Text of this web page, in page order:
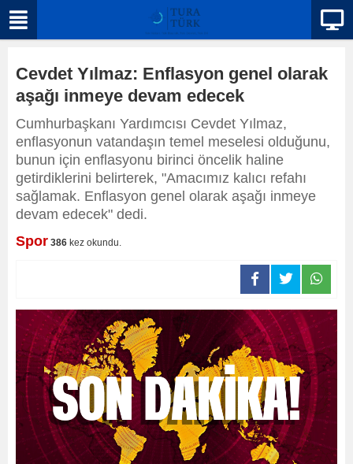
Cevdet Yılmaz: Enflasyon genel olarak
aşağı inmeye devam edecek
Cumhurbaşkanı Yardımcısı Cevdet Yılmaz,
enflasyonun vatandaşın temel meselesi olduğunu,
bunun için enflasyonu birinci öncelik haline
getirdiklerini belirterek, "Amacımız kalıcı refahı
sağlamak. Enflasyon genel olarak aşağı inmeye
devam edecek" dedi.
Spor 386 kez okundu.